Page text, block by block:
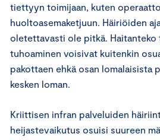
tiettyyn toimijaan, kuten
huoltoasemaketjuun. Häiriöiden
oletettavasti ole pitkä.
tuhoaminen voisivat kuitenkin
pakottaen ehkä osan lomalaisista
kesken loman.
Kriittisen infran palveluiden
heijastevaikutus osuisi suureen